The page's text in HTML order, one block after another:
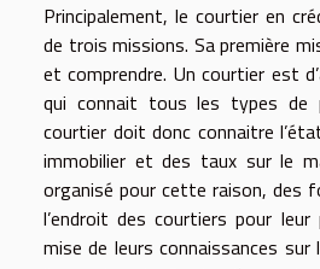
Principalement, le courtier en
de trois missions. Sa première
et comprendre. Un courtier est
qui connait tous les types de
courtier doit donc connaitre
immobilier et des taux sur le
organisé pour cette raison, des
l’endroit des courtiers pour
mise de leurs connaissances